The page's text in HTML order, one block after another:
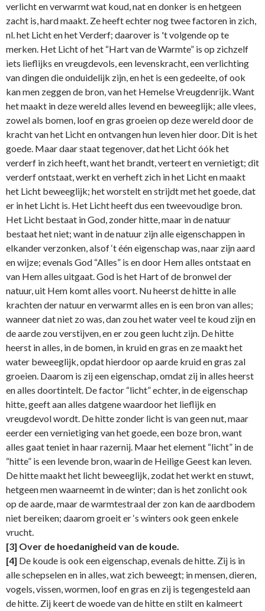
verlicht en verwarmt wat koud, nat en donker is en hetgeen
zacht is, hard maakt. Ze heeft echter nog twee factoren in zich,
nl. het Licht en het Verderf; daarover is 't volgende op te
merken. Het Licht of het “Hart van de Warmte” is op zichzelf
iets lieflijks en vreugdevols, een levenskracht, een verlichting
van dingen die onduidelijk zijn, en het is een gedeelte, of ook
kan men zeggen de bron, van het Hemelse Vreugdenrijk. Want
het maakt in deze wereld alles le­vend en beweeglijk; alle vlees,
zowel als bomen, loof en gras groeien op deze wereld door de
kracht van het Licht en ontvangen hun leven hier door. Dit is het
goede. Maar daar staat tegenover, dat het Licht óók het
verderf in zich heeft, want het brandt, verteert en vernietigt; dit
verderf ontstaat, werkt en verheft zich in het Licht en maakt
het Licht beweeglijk; het worstelt en strijdt met het goede, dat
er in het Licht is. Het Licht heeft dus een tweevoudige bron.
Het Licht bestaat in God, zonder hitte, maar in de natuur
bestaat het niet; want in de natuur zijn alle eigen­schappen in
elkander verzonken, alsof ‘t één eigenschap was, naar zijn aard
en wijze; evenals God “Alles” is en door Hem alles ontstaat en
van Hem alles uitgaat. God is het Hart of de bronwel der
natuur, uit Hem komt alles voort. Nu heerst de hitte in alle
krachten der natuur en ver­warmt alles en is een bron van alles;
wanneer dat niet zo was, dan zou het water veel te koud zijn en
de aarde zou verstijven, en er zou geen lucht zijn. De hitte
heerst in alles, in de bomen, in kruid en gras en ze maakt het
water beweeglijk, opdat hierdoor op aarde kruid en gras zal
groeien. Daarom is zij een eigenschap, omdat zij in alles heerst
en alles doortintelt. De factor “licht” echter, in de eigenschap
hitte, geeft aan alles datgene waardoor het lieflijk en
vreugdevol wordt. De hitte zonder licht is van geen nut, maar
eerder een vernietiging van het goede, een boze bron, want
alles gaat teniet in haar razernij. Maar het element “licht” in de
“hitte” is een levende bron, waarin de Heilige Geest kan leven.
De hitte maakt het licht beweeglijk, zodat het werkt en stuwt,
hetgeen men waarneemt in de winter; dan is het zonlicht ook
op de aarde, maar de warmtestraal der zon kan de aardbodem
niet bereiken; daarom groeit er ‘s winters ook geen enkele
vrucht.
[3] Over de hoedanigheid van de koude.
[4] De koude is ook een eigenschap, evenals de hitte. Zij is in
alle schepselen en in alles, wat zich beweegt; in mensen, dieren,
vogels, vissen, wormen, loof en gras en zij is tegengesteld aan
de hitte. Zij keert de woede van de hitte en stilt en kalmeert